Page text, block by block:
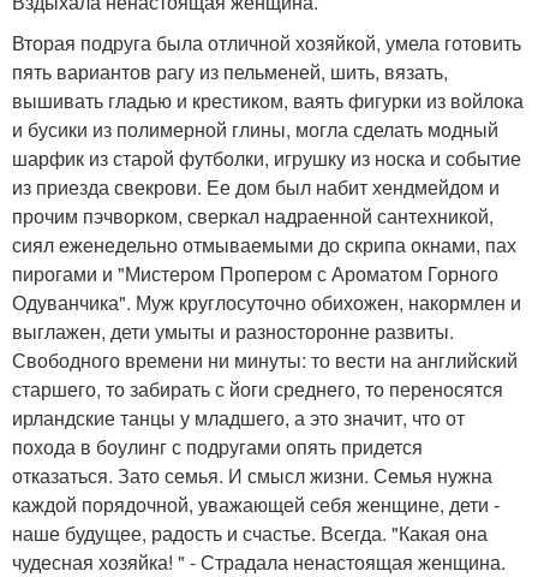
Вторая подруга была отличной хозяйкой, умела готовить
пять вариантов рагу из пельменей, шить, вязать,
вышивать гладью и крестиком, ваять фигурки из войлока
и бусики из полимерной глины, могла сделать модный
шарфик из старой футболки, игрушку из носка и событие
из приезда свекрови. Ее дом был набит хендмейдом и
прочим пэчворком, сверкал надраенной сантехникой,
сиял еженедельно отмываемыми до скрипа окнами, пах
пирогами и "Мистером Пропером с Ароматом Горного
Одуванчика". Муж круглосуточно обихожен, накормлен и
выглажен, дети умыты и разносторонне развиты.
Свободного времени ни минуты: то вести на английский
старшего, то забирать с йоги среднего, то переносятся
ирландские танцы у младшего, а это значит, что от
похода в боулинг с подругами опять придется
отказаться. Зато семья. И смысл жизни. Семья нужна
каждой порядочной, уважающей себя женщине, дети -
наше будущее, радость и счастье. Всегда. "Какая она
чудесная хозяйка! " - Страдала ненастоящая женщина.